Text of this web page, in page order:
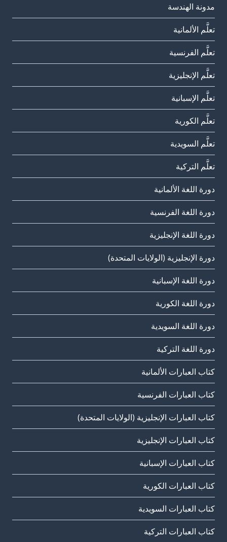
مدونة الهندسة
تعلَّم الألمانية
تعلَّم الفرنسية
تعلَّم الإنجليزية
تعلَّم الإسبانية
تعلَّم الكورية
تعلَّم السويدية
تعلَّم التركية
دورة اللغة الألمانية
دورة اللغة الفرنسية
دورة اللغة الإنجليزية
دورة الإنجليزية (الولايات المتحدة)
دورة اللغة الإسبانية
دورة اللغة الكورية
دورة اللغة السويدية
دورة اللغة التركية
كتاب العبارات الألمانية
كتاب العبارات الفرنسية
كتاب العبارات الإنجليزية (الولايات المتحدة)
كتاب العبارات الإنجليزية
كتاب العبارات الإسبانية
كتاب العبارات الكورية
كتاب العبارات السويدية
كتاب العبارات التركية